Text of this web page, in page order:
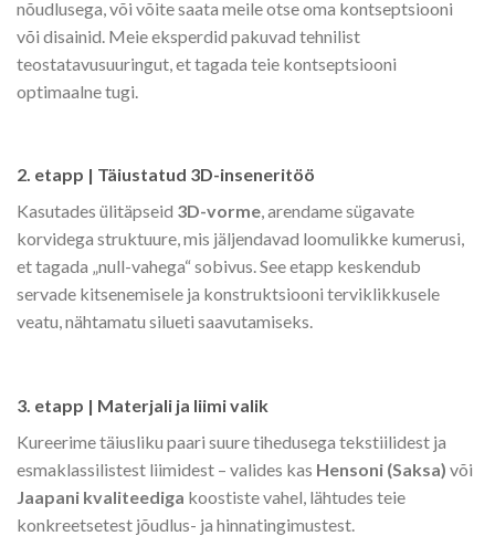
nõudlusega, või võite saata meile otse oma kontseptsiooni
või disainid. Meie eksperdid pakuvad tehnilist
teostatavusuuringut, et tagada teie kontseptsiooni
optimaalne tugi.
2. etapp | Täiustatud 3D-inseneritöö
Kasutades ülitäpseid 3D-vorme, arendame sügavate
korvidega struktuure, mis jäljendavad loomulikke kumerusi,
et tagada „null-vahega“ sobivus. See etapp keskendub
servade kitsenemisele ja konstruktsiooni terviklikkusele
veatu, nähtamatu silueti saavutamiseks.
3. etapp | Materjali ja liimi valik
Kureerime täiusliku paari suure tihedusega tekstiilidest ja
esmaklassilistest liimidest – valides kas Hensoni (Saksa) või
Jaapani kvaliteediga koostiste vahel, lähtudes teie
konkreetsetest jõudlus- ja hinnatingimustest.